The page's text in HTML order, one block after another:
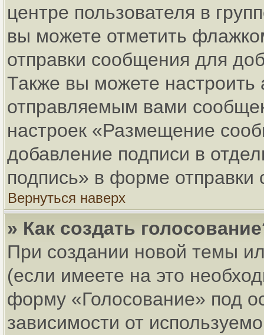
центре пользователя в
вы можете отметить
отправки сообщения для
Также вы можете настроить
отправляемым вами
настроек «Размещение
добавление подписи в
подпись» в форме отправки
Вернуться наверх
» Как создать
При создании новой темы
(если имеете на это
форму «Голосование» под
зависимости от